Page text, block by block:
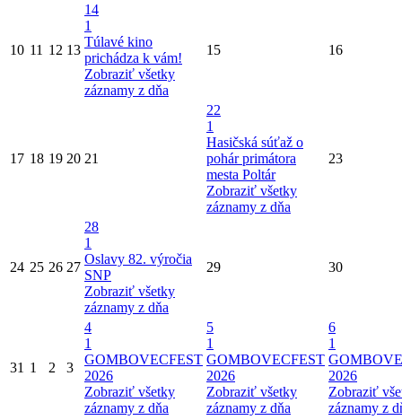
10 11 12 13
14
1
Túlavé kino
prichádza k vám!
Zobraziť všetky
záznamy z dňa
15 16
17 18 19 20 21
22
1
Hasičská súťaž o
pohár primátora
mesta Poltár
Zobraziť všetky
záznamy z dňa
23
24 25 26 27
28
1
Oslavy 82. výročia
SNP
Zobraziť všetky
záznamy z dňa
29 30
31 1 2 3
4
1
GOMBOVECFEST
2026
Zobraziť všetky
záznamy z dňa
5
1
GOMBOVECFEST
2026
Zobraziť všetky
záznamy z dňa
6
1
2026
Zobraziť
záznamy z